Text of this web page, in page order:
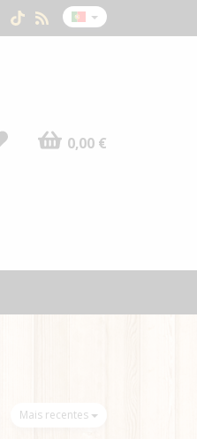
0,00 €
Mais recentes